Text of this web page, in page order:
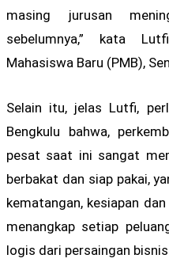
masing jurusan
sebelumnya,” kata
Mahasiswa Baru (PMB),
Selain itu, jelas Lutfi,
Bengkulu bahwa,
pesat saat ini sangat
berbakat dan siap pakai,
kematangan, kesiapan
menangkap setiap
logis dari persaingan